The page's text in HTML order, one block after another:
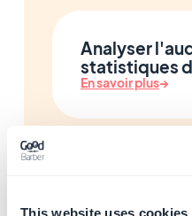
This website uses cookies
Analyser
statistiques
En savoir plus→